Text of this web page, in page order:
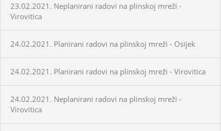
23.02.2021. Neplanirani radovi na plinskoj mreži -
Virovitica
24.02.2021. Planirani radovi na plinskoj mreži - Osijek
24.02.2021. Planirani radovi na plinskoj mreži - Virovitica
24.02.2021. Neplanirani radovi na plinskoj mreži -
Virovitica